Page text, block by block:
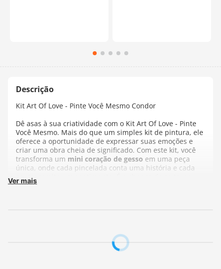
Kit Art Of Love - Pinte Você Mesmo Condor
Dê asas à sua criatividade com o Kit Art Of Love - Pinte
Você Mesmo. Mais do que um simples kit de pintura, ele
oferece a oportunidade de expressar suas emoções e
criar uma obra cheia de significado. Com este kit, você
transforma um mini coração de gesso em uma peça
única, onde cada pincelada conta uma história e cada
cor transmite um sentimento. É a chance de se tornar
um verdadeiro artista e criar algo que reflita sua
Ver mais